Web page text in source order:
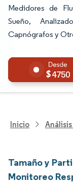
Medidores de
Sueño,
Capnógrafos y
4750
Inicio
Tamaño y
Monitoreo